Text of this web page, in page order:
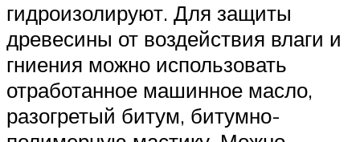
гидроизолируют. Для защиты
древесины от воздействия влаги и
гниения можно использовать
отработанное машинное масло,
разогретый битум, битумно-